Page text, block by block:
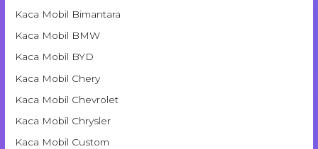
Kaca Mobil Bimantara
Kaca Mobil BMW
Kaca Mobil BYD
Kaca Mobil Chery
Kaca Mobil Chevrolet
Kaca Mobil Chrysler
Kaca Mobil Custom